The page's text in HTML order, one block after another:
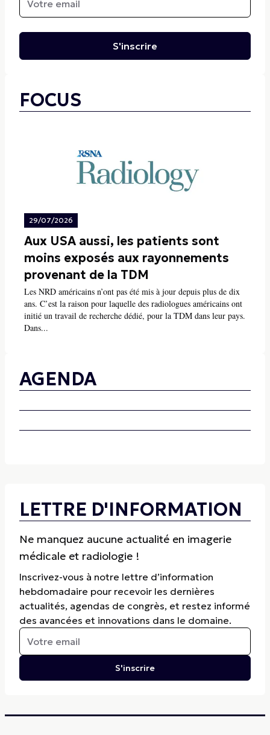
S'inscrire
FOCUS
29/07/2026
Aux USA aussi, les patients sont
moins exposés aux rayonnements
provenant de la TDM
Les NRD américains n’ont pas été mis à jour depuis plus de dix
ans. C’est la raison pour laquelle des radiologues américains ont
initié un travail de recherche dédié, pour la TDM dans leur pays.
Dans...
AGENDA
LETTRE D'INFORMATION
Ne manquez aucune actualité en imagerie
médicale et radiologie !
Inscrivez-vous à notre lettre d’information
hebdomadaire pour recevoir les dernières
actualités, agendas de congrès, et restez informé
des avancées et innovations dans le domaine.
S'inscrire